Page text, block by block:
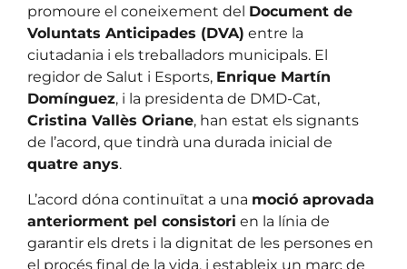
promoure el coneixement del Document de
Voluntats Anticipades (DVA) entre la
ciutadania i els treballadors municipals. El
regidor de Salut i Esports, Enrique Martín
Domínguez, i la presidenta de DMD-Cat,
Cristina Vallès Oriane, han estat els signants
de l’acord, que tindrà una durada inicial de
quatre anys.
L’acord dóna continuïtat a una moció aprovada
anteriorment pel consistori en la línia de
garantir els drets i la dignitat de les persones en
el procés final de la vida, i estableix un marc de